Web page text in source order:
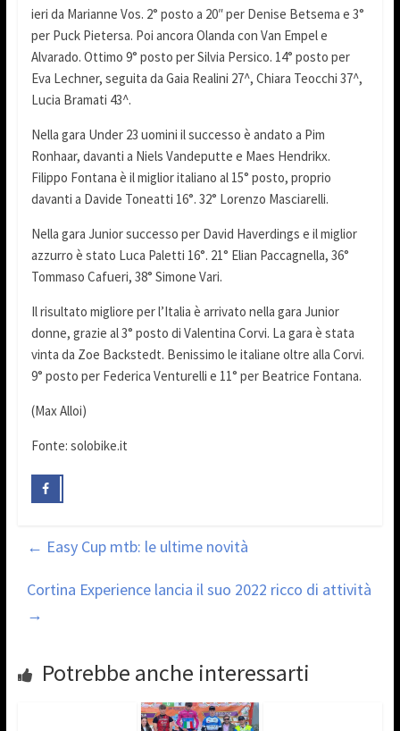
ieri da Marianne Vos. 2° posto a 20″ per Denise Betsema e 3°
per Puck Pietersa. Poi ancora Olanda con Van Empel e
Alvarado. Ottimo 9° posto per Silvia Persico. 14° posto per
Eva Lechner, seguita da Gaia Realini 27^, Chiara Teocchi 37^,
Lucia Bramati 43^.
Nella gara Under 23 uomini il successo è andato a Pim
Ronhaar, davanti a Niels Vandeputte e Maes Hendrikx.
Filippo Fontana è il miglior italiano al 15° posto, proprio
davanti a Davide Toneatti 16°. 32° Lorenzo Masciarelli.
Nella gara Junior successo per David Haverdings e il miglior
azzurro è stato Luca Paletti 16°. 21° Elian Paccagnella, 36°
Tommaso Cafueri, 38° Simone Vari.
Il risultato migliore per l’Italia è arrivato nella gara Junior
donne, grazie al 3° posto di Valentina Corvi. La gara è stata
vinta da Zoe Backstedt. Benissimo le italiane oltre alla Corvi.
9° posto per Federica Venturelli e 11° per Beatrice Fontana.
(Max Alloi)
Fonte: solobike.it
← Easy Cup mtb: le ultime novità
Cortina Experience lancia il suo 2022 ricco di attività
→
Potrebbe anche interessarti